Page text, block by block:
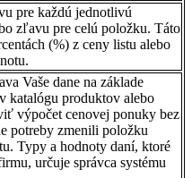
pre každú jednotlivú
zľavu pre celú položku. Táto
(%) z ceny listu alebo
Vaše dane na základe
katalógu produktov alebo
výpočet cenovej ponuky bez
potreby zmenili položku
Typy a hodnoty daní, ktoré
určuje správca systému